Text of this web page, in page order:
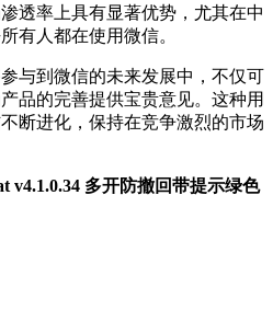
透率上具有显著优势，尤其在中
有人都在使用微信。
与到微信的未来发展中，不仅可
品的完善提供宝贵意见。这种用
断进化，保持在竞争激烈的市场
v4.1.0.34 多开防撤回带提示绿色